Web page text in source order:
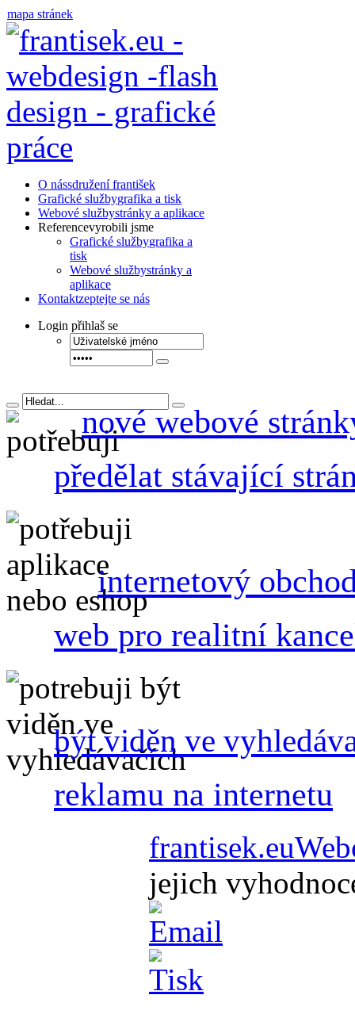
mapa stránek
O nássdružení františek
Grafické službygrafika a tisk
Webové službystránky a aplikace
Referencevyrobili jsme
Grafické službygrafika a
tisk
Webové službystránky a
aplikace
Kontaktzeptejte se nás
Login přihlaš se
nové webové
předělat stávající
internetový
web pro realitní
být viděn ve
reklamu na internetu
frantisek.eu
jejich